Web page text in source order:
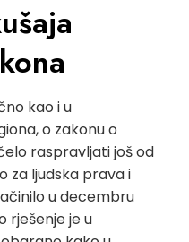
kao i u
o zakonu o
raspravljati još od
za ljudska prava i
u decembru
rješenje je u